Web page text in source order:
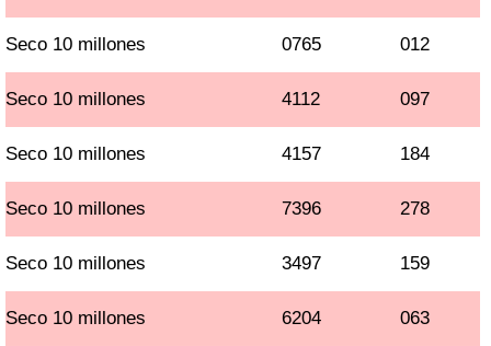
Seco 10 millones 0765 012
Seco 10 millones 4112 097
Seco 10 millones 4157 184
Seco 10 millones 7396 278
Seco 10 millones 3497 159
Seco 10 millones 6204 063